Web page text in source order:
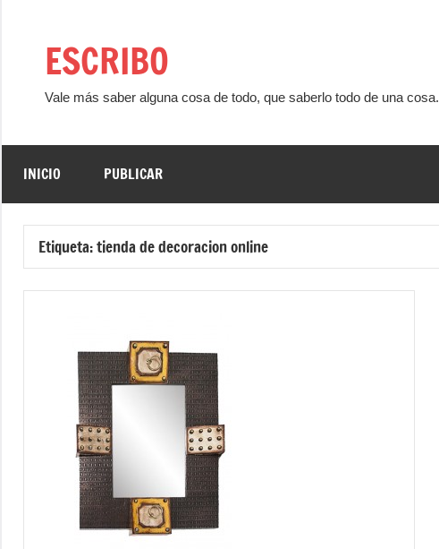
contenidoESCRIBO
Vale más saber alguna cosa de todo, que saberlo todo de una cosa.
INICIO PUBLICAR
Etiqueta:tienda de decoracion online